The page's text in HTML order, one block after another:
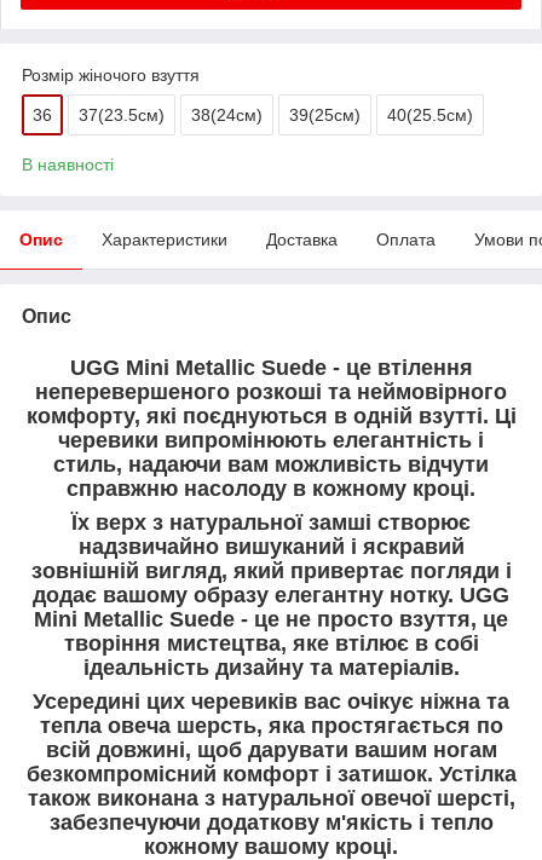
Розмір жіночого взуття
36 37(23.5см) 38(24см) 39(25см) 40(25.5см)
В наявності
Опис Характеристики Доставка Оплата Умови
Опис
UGG Mini Metallic Suede- це втілення
неперевершеного розкоші та неймовірного
комфорту, які поєднуються в одній взутті. Ці
черевики випромінюють елегантність і
стиль, надаючи вам можливість відчути
справжню насолоду в кожному кроці.
Їх верх з натуральної замші створює
надзвичайно вишуканий і яскравий
зовнішній вигляд, який привертає погляди і
додає вашому образу елегантну нотку. UGG
Mini Metallic Suede - це не просто взуття, це
творіння мистецтва, яке втілює в собі
ідеальність дизайну та матеріалів.
Усередині цих черевиків вас очікує ніжна та
тепла овеча шерсть, яка простягається по
всій довжині, щоб дарувати вашим ногам
безкомпромісний комфорт і затишок. Устілка
також виконана з натуральної овечої шерсті,
забезпечуючи додаткову м'якість і тепло
кожному вашому кроці.